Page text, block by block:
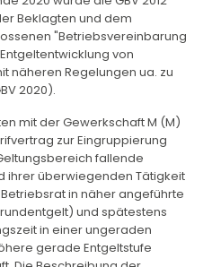
Beklagten und dem
"Betriebsvereinbarung
von
näheren Regelungen ua. zu
2020).
mit der Gewerkschaft M (M)
zur Eingruppierung
fallende
ihrer überwiegenden Tätigkeit
in näher angeführte
und spätestens
in einer ungeraden
gerade Entgeltstufe